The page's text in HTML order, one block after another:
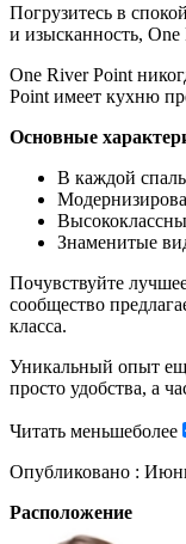
Погрузитесь в
и изысканность, One
One River Point
Point имеет кухню
Основные
В каждой
Знаменитые
Почувствуйте
сообщество
класса.
Уникальный опыт
просто удобства, а
Читать меньшеболее
Опубликовано :
Расположение